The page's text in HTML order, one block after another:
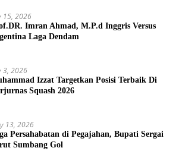
15, 2026
Imran Ahmad, M.P.d Inggris Versus
Laga Dendam
3, 2026
Izzat Targetkan Posisi Terbaik Di
Squash 2026
13, 2026
Persahabatan di Pegajahan, Bupati Sergai
Sumbang Gol